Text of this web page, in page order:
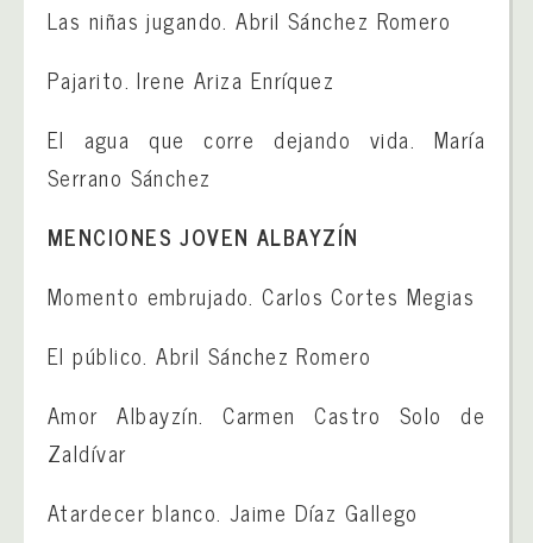
Las niñas jugando. Abril Sánchez Romero
Pajarito. Irene Ariza Enríquez
El agua que corre dejando vida. María
Serrano Sánchez
MENCIONES JOVEN ALBAYZÍN
Momento embrujado. Carlos Cortes Megias
El público. Abril Sánchez Romero
Amor Albayzín. Carmen Castro Solo de
Zaldívar
Atardecer blanco. Jaime Díaz Gallego